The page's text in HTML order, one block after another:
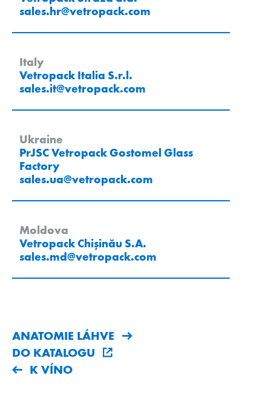
sales.hr@vetropack.com
Italy
Vetropack Italia S.r.l.
sales.it@vetropack.com
Ukraine
PrJSC Vetropack Gostomel Glass
Factory
sales.ua@vetropack.com
Moldova
Vetropack Chișinău S.A.
sales.md@vetropack.com
ANATOMIE LÁHVE
DO KATALOGU
K VÍNO